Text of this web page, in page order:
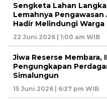
Sengketa Lahan
Lemahnya Pengawasan
Hadir Melindungi Warga
22 Juni 2026 | 1:00 am WIB
Jiwa Reserse Membara,
Pengungkapan
Simalungun
15 Juni 2026 | 6:27 pm WIB